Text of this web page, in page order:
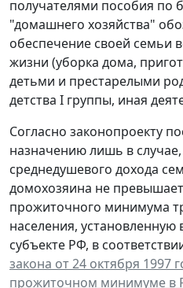
получателями пособия по
"домашнего хозяйства"
обеспечение своей семьи
жизни (уборка дома,
детьми и престарелыми
детства I группы, иная
Согласно законопроекту
назначению лишь в
среднедушевого дохода
домохозяина не
прожиточного минимума
населения,
субъекте РФ, в
закона от 24 октября 1997
прожиточном минимуме в